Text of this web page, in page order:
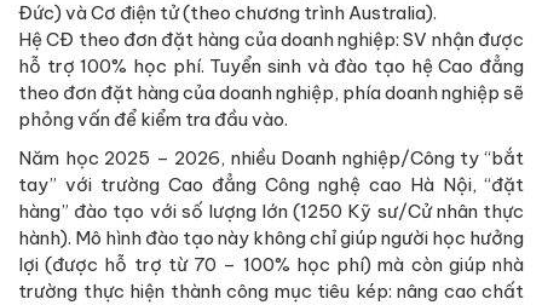
Đức) và Cơ điện tử (theo chương trình Australia).
Hệ CĐ theo đơn đặt hàng của doanh nghiệp: SV nhận được
hỗ trợ 100% học phí. Tuyển sinh và đào tạo hệ Cao đẳng
theo đơn đặt hàng của doanh nghiệp, phía doanh nghiệp sẽ
phỏng vấn để kiểm tra đầu vào.
Năm học 2025 – 2026, nhiều Doanh nghiệp/Công ty “bắt
tay” với trường Cao đẳng Công nghệ cao Hà Nội, “đặt
hàng” đào tạo với số lượng lớn (1250 Kỹ sư/Cử nhân thực
hành). Mô hình đào tạo này không chỉ giúp người học hưởng
lợi (được hỗ trợ từ 70 – 100% học phí) mà còn giúp nhà
trường thực hiện thành công mục tiêu kép: nâng cao chất